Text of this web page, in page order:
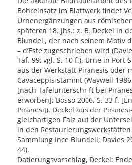
Bohreinsatz im Blattwerk findet
Urnenergänzungen aus
späteren 18. Jhs.: z. B. Deckel in
Blundell, der nach seinem Motiv
– d’Este zugeschrieben wird
Taf. 99; vgl. S. 10 f.). Urne in Port
aus der Werkstatt Piranesis oder
Cavaceppis stammt (Waywell
[nach Tafelunterschrift bei
erworben]; Bosso 2006, S. 33 f.
Piranesi]). Deckel aus der
gleichartigen Falz auf der
in den
Sammlung Ince Blundell; Davies
44).
Datierungsvorschlag, Deckel: